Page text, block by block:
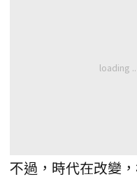
不過，時代在改變